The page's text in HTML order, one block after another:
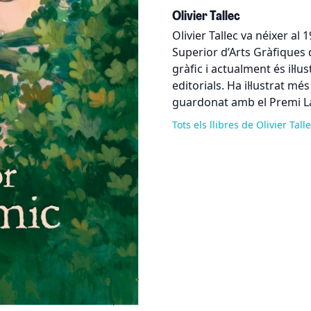
Olivier Tallec
Olivier Tallec va néixer al
Superior d’Arts
gràfic i actualment és
editorials. Ha il·lustrat
guardonat amb el Premi
Tots els llibres de Olivier